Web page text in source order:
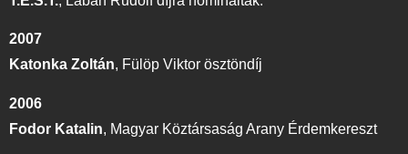
2007
Katonka Zoltán, Fülöp Viktor ösztöndíj
2006
Fodor Katalin, Magyar Köztársaság Arany Érdemkereszt